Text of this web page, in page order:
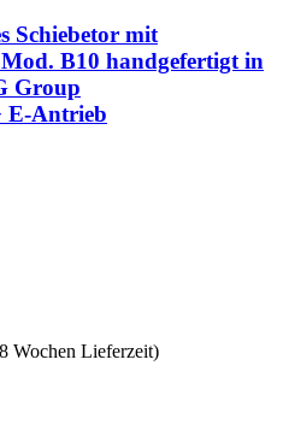
Schiebetor mit
B10 handgefertigt in
Group
E-Antrieb
Wochen Lieferzeit)